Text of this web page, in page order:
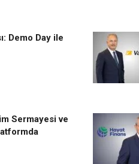
Demo Day ile
Sermayesi ve